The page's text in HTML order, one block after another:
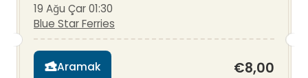
19 Ağu Çar 01:30
Blue Star Ferries
Aramak €8,00